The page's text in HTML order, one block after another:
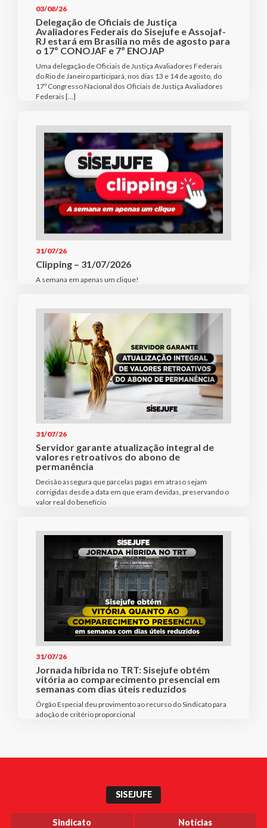
03/08/26
Delegação de Oficiais de Justiça
Avaliadores Federais do Sisejufe e Assojaf-
RJ estará em Brasília no mês de agosto para
o 17º CONOJAF e 7º ENOJAP
Uma delegação de Oficiais de Justiça Avaliadores Federais
do Rio de Janeiro participará, nos dias 13 e 14 de agosto, do
17º Congresso Nacional dos Oficiais de Justiça Avaliadores
Federais […]
31/07/26
Clipping – 31/07/2026
A semana em apenas um clique!
31/07/26
Servidor garante atualização integral de
valores retroativos do abono de
permanência
Decisão assegura que parcelas pagas em atraso sejam
corrigidas desde a data em que eram devidas, preservando o
valor real do benefício
31/07/26
Jornada híbrida no TRT: Sisejufe obtém
vitória ao comparecimento presencial em
semanas com dias úteis reduzidos
Órgão Especial deu provimento ao recurso do Sindicato para
adoção de critério proporcional
SISEJUFE
Sindicato Notícias